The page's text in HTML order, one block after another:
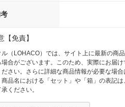
【免責】
ル（LOHACO）では、サイト上に最新の商
場合がございます。このため、実際にお届
さい。さらに詳細な商品情報が必要な場
商品名における「セット」や「箱」の表記
ください。